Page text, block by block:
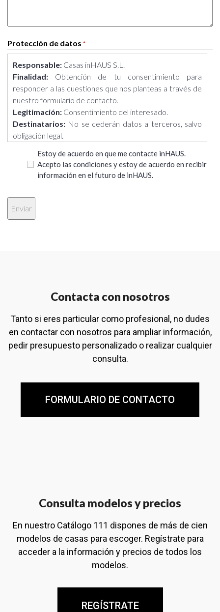
Protección de datos *
Responsable: Casas inHAUS S.L.
Finalidad: Obtención de tu consentimiento para
responder a las cuestiones que nos planteas a través de
nuestro formulario de contacto.
Legitimación: Consentimiento del interesado.
Destinatarios: No se cederán datos a terceros, salvo
obligación legal.
como otros derechos, como se explica en la información
adicional.
siguiente enlace: https://casasinhaus.com/ley-de-
proteccion-de-datos/
Estoy de acuerdo en que me contacte inHAUS.
Acepto las condiciones y estoy de acuerdo en recibir
información en el futuro de inHAUS.
Contacta con nosotros
Tanto si eres particular como profesional, no dudes
en contactar con nosotros para ampliar información,
pedir presupuesto personalizado o realizar cualquier
consulta.
FORMULARIO DE CONTACTO
Consulta modelos y precios
En nuestro Catálogo 111 dispones de más de cien
modelos de casas para escoger. Regístrate para
acceder a la información y precios de todos los
modelos.
REGÍSTRATE